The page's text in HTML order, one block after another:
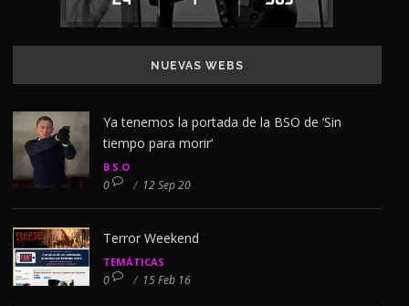
NUEVAS WEBS
Ya tenemos la portada de la BSO de ‘Sin
tiempo para morir’
B.S.O
0 / 12 Sep 20
Terror Weekend
TEMÁTICAS
0 / 15 Feb 16